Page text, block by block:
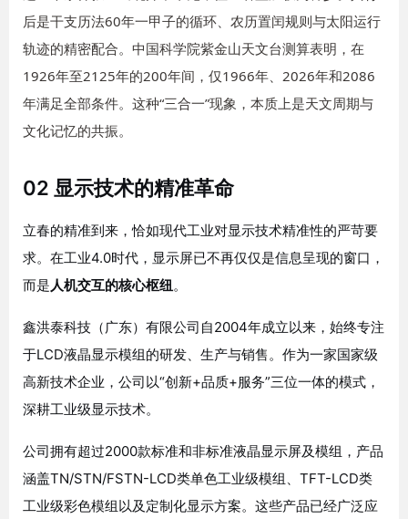
后是干支历法60年一甲子的循环、农历置闰规则与太阳运行
轨迹的精密配合。中国科学院紫金山天文台测算表明，在
1926年至2125年的200年间，仅1966年、2026年和2086
年满足全部条件。这种“三合一”现象，本质上是天文周期与
文化记忆的共振。
02 显示技术的精准革命
立春的精准到来，恰如现代工业对显示技术精准性的严苛要
求。在工业4.0时代，显示屏已不再仅仅是信息呈现的窗口，
而是人机交互的核心枢纽。
鑫洪泰科技（广东）有限公司自2004年成立以来，始终专注
于LCD液晶显示模组的研发、生产与销售。作为一家国家级
高新技术企业，公司以“创新+品质+服务”三位一体的模式，
深耕工业级显示技术。
公司拥有超过2000款标准和非标准液晶显示屏及模组，产品
涵盖TN/STN/FSTN-LCD类单色工业级模组、TFT-LCD类
工业级彩色模组以及定制化显示方案。这些产品已经广泛应